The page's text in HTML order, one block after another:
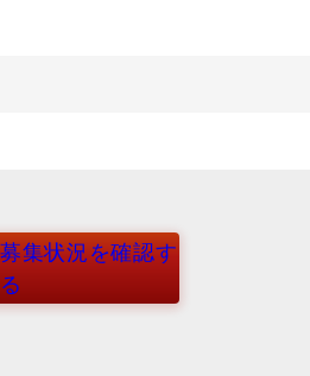
募集状況を確認す
る